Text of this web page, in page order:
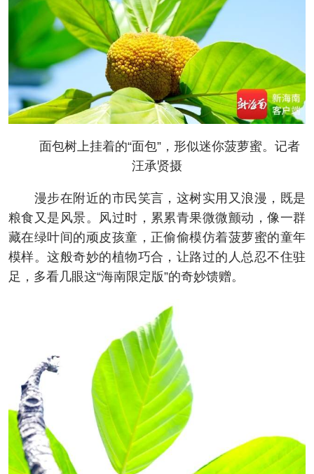
面包树上挂着的“面包”，形似迷你菠萝蜜。记者
汪承贤摄
漫步在附近的市民笑言，这树实用又浪漫，既是
粮食又是风景。风过时，累累青果微微颤动，像一群
藏在绿叶间的顽皮孩童，正偷偷模仿着菠萝蜜的童年
模样。这般奇妙的植物巧合，让路过的人总忍不住驻
足，多看几眼这“海南限定版”的奇妙馈赠。